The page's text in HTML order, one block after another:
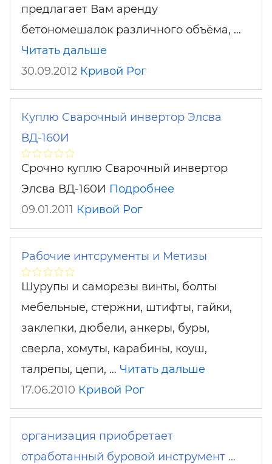
предлагает Вам аренду
бетономешалок различного объёма, …
Читать дальше
30.09.2012 Кривой Рог
Куплю Сварочный инвертор Элсва
ВД-160И
Срочно куплю Сварочный инвертор
Элсва ВД-160И Подробнее
09.01.2011 Кривой Рог
Рабочие интсрументы и Метизы
Шурупы и саморезы винты, болты
мебельные, стержни, штифты, гайки,
заклепки, дюбели, анкеры, буры,
сверла, хомуты, карабины, коуш,
талрепы, цепи, … Читать дальше
17.06.2010 Кривой Рог
организация приобретает
отработанный буровой инструмент …